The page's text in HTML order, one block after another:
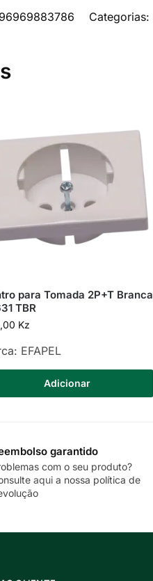
Categorias:
para Tomada 2P+T Branca
TBR
Kz
EFAPEL
Adicionar
garantido
com o seu produto?
aquia nossa política de